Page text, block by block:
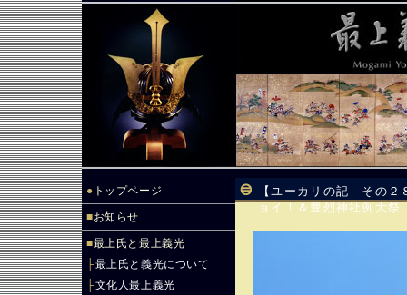
● トップページ
■お知らせ
■最上氏と最上義光
├最上氏と義光について
├文化人最上義光
【ユーカリの記 その２
ョイ！＆豊烈神社例大祭